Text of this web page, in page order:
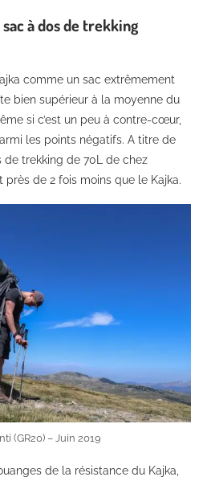
à dos de trekking
comme un sac extrêmement
bien supérieur à la moyenne du
si c’est un peu à contre-cœur,
les points négatifs. A titre de
trekking de 70L de chez
près de 2 fois moins que le Kajka.
(GR20) – Juin 2019
de la résistance du Kajka,